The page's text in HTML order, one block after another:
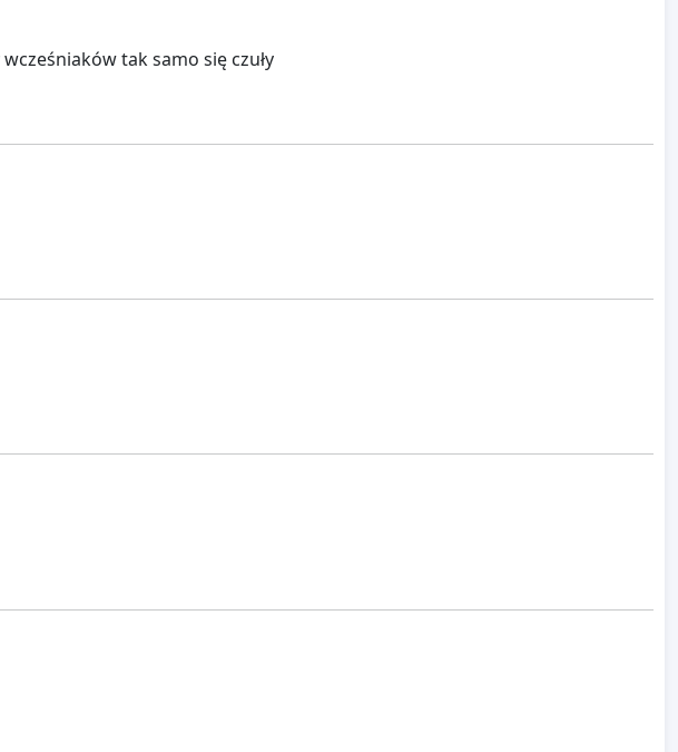
tak samo się czuły